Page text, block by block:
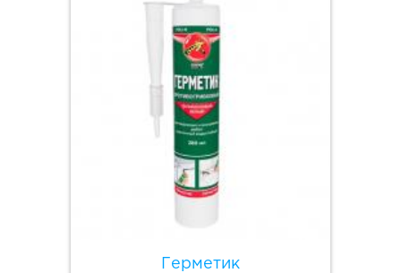
Герметик